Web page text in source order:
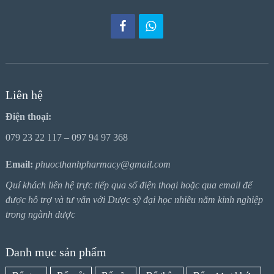
Liên hệ
Điện thoại:
079 23 22 117 – 097 94 97 368
Email: phuocthanhpharmacy@gmail.com
Quí khách liên hệ trực tiếp qua số điện thoại hoặc qua email để
được hỗ trợ và tư vấn với Dược sỹ đại học nhiều năm kinh nghiệp
trong ngành dược
Danh mục sản phẩm